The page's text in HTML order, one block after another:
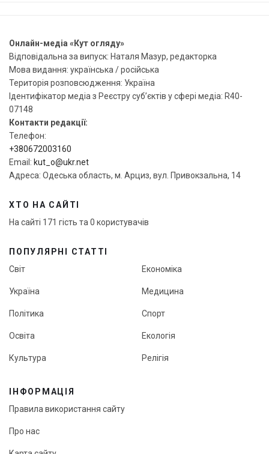
Онлайн-медіа «Кут огляду»
Відповідальна за випуск: Наталя Мазур, редакторка
Мова видання: українська / російська
Територія розповсюдження: Україна
Ідентифікатор медіа з Реєстру суб’єктів у сфері медіа: R40-
07148
Контакти редакції:
Телефон:
+380672003160
Email: kut_o@ukr.net
Адреса: Одеська область, м. Арциз, вул. Привокзальна, 14
ХТО НА САЙТІ
На сайті 171 гість та 0 користувачів
ПОПУЛЯРНІ СТАТТІ
Світ
Україна
Політика
Освіта
Культура
Економіка
Медицина
Спорт
Екологія
Релігія
ІНФОРМАЦІЯ
Правила використання сайту
Про нас